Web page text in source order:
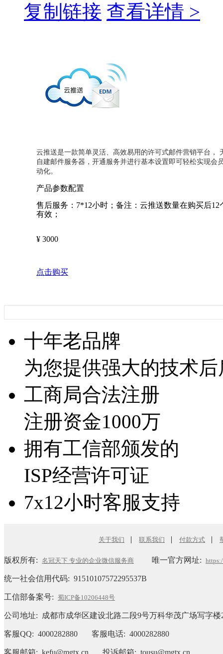
复制链接 查看详情 >
云推送是一款简单灵活、高效易用的许可式邮件营销平台，
自建邮件服务器，开通服务并进行基本设置即可轻松实现会
动化。
产品参数配置
售后服务：7*12小时；备注：云推送数量在购买后12
有效；
¥ 3000
点击购买
十年老品牌
为您提供强大的技术后
工商局合法注册
注册资金1000万
拥有工信部颁发的
ISP经营许可证
7x12小时客服支持
关于我们 | 联系我们 | 付款方式 |
版权所有: 名冠天下 专业的企业微信服务商 唯一官方网址:
统一社会信用代码: 91510107572295537B
工信部备案号: 蜀ICP备10206448号
公司地址: 成都市成华区建设北路二段9号万科华茂广场写字楼
客服QQ: 4000282880 客服电话: 4000282880
客服邮箱: kefu@mgtx.cn 投诉邮箱: tousu@mgtx.cn